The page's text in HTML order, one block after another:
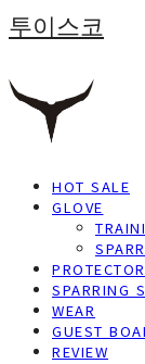
투이스코
HOT SALE
GLOVE
PROTECTOR
SPARRING
WEAR
GUEST
REVIEW